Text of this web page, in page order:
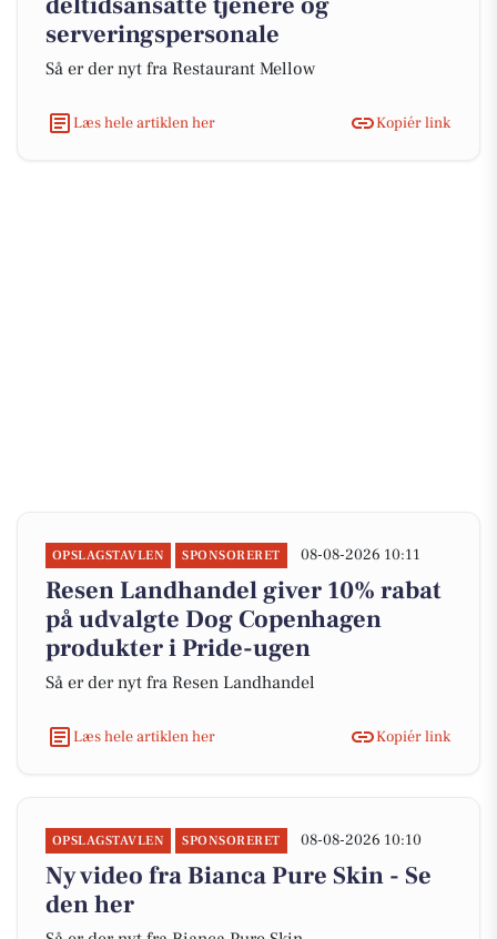
serveringspersonale
Så er der nyt fra Restaurant Mellow
Læs hele artiklen her Kopiér link
OPSLAGSTAVLEN SPONSORERET 08-08-2026 10:11
Resen Landhandel giver 10% rabat
på udvalgte Dog Copenhagen
produkter i Pride-ugen
Så er der nyt fra Resen Landhandel
Læs hele artiklen her Kopiér link
OPSLAGSTAVLEN SPONSORERET 08-08-2026 10:10
Ny video fra Bianca Pure Skin - Se
den her